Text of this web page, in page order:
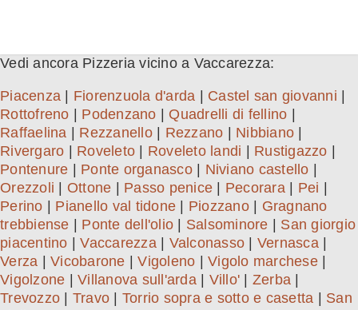
Vedi ancora Pizzeria vicino a Vaccarezza:
Piacenza Fiorenzuola d'arda Castel san giovanni
Rottofreno
Podenzano Quadrelli di fellino
Raffaelina
Rezzanello| Rezzano Nibbiano
Rivergaro
Roveleto Roveleto landi Rustigazzo
Pontenure
Ponte organasco| Niviano castello
Orezzoli
Ottone Passo penice Pecorara| Pei
Perino
Pianello val tidone Piozzano| Gragnano
trebbiense
Ponte dell'olio Salsominore
San giorgio
piacentino |Vaccarezza| Valconasso Vernasca|
Verza
Vicobarone |Vigoleno Vigolo marchese|
Vigolzone
Villanova sull'arda| Villo' Zerba
Trevozzo
Travo Torrio sopra e sotto e casetta
San